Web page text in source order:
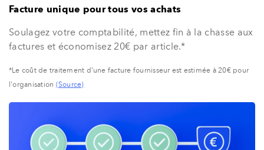
Facture unique pour tous vos achats
Soulagez votre comptabilité, mettez fin à la chasse aux
factures et économisez 20€ par article.*
*Le coût de traitement d'une facture fournisseur est estimée à 20€ pour
l'organisation (Source)